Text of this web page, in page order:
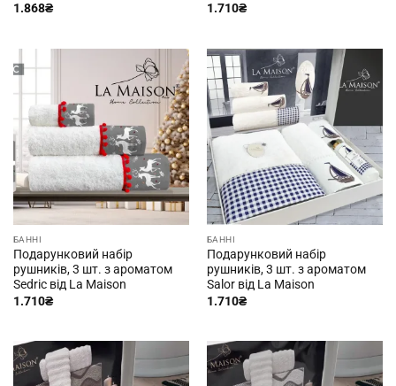
1.868₴
1.710₴
БАННІ
Подарунковий набір
рушників, 3 шт. з ароматом
Sedric від La Maison
1.710₴
БАННІ
Подарунковий набір
рушників, 3 шт. з ароматом
Salor від La Maison
1.710₴